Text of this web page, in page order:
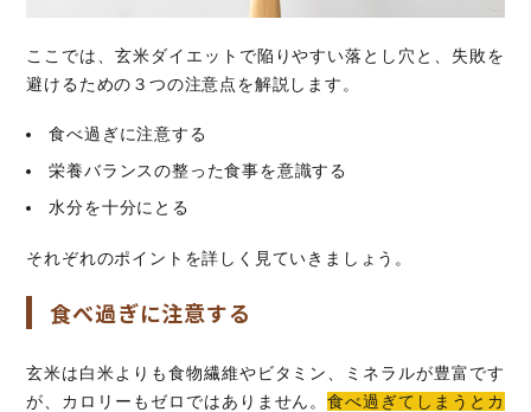
ここでは、玄米ダイエットで陥りやすい落とし穴と、失敗を
避けるための３つの注意点を解説します。
食べ過ぎに注意する
栄養バランスの整った食事を意識する
水分を十分にとる
それぞれのポイントを詳しく見ていきましょう。
食べ過ぎに注意する
玄米は白米よりも食物繊維やビタミン、ミネラルが豊富です
が、カロリーもゼロではありません。食べ過ぎてしまうとカ